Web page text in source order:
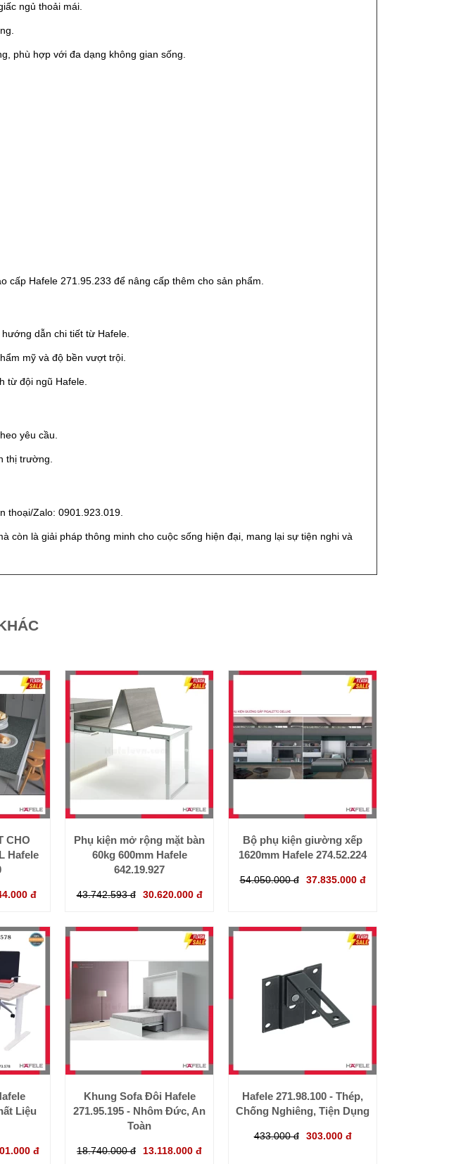
ngủ thoải mái.
phù hợp với đa dạng không gian sống.
Hafele 271.95.233 để nâng cấp thêm cho sản phẩm.
dẫn chi tiết từ Hafele.
mỹ và độ bền vượt trội.
từ đội ngũ Hafele.
yêu cầu.
thị trường.
thoại/Zalo: 0901.923.019.
còn là giải pháp thông minh cho cuộc sống hiện đại, mang lại sự tiện nghi và
CHO
Hafele
đ
Phụ kiện mở rộng mặt bàn
60kg 600mm Hafele
642.19.927
43.742.593 đ 30.620.000 đ
Bộ phụ kiện giường xếp
1620mm Hafele 274.52.224
54.050.000 đ 37.835.000 đ
Liệu
đ
Khung Sofa Đôi Hafele
271.95.195 - Nhôm Đức, An
Toàn
18.740.000 đ 13.118.000 đ
Hafele 271.98.100 - Thép,
Chống Nghiêng, Tiện Dụng
433.000 đ 303.000 đ